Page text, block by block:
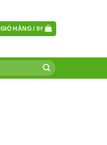
GIỎ HÀNG / 0₫